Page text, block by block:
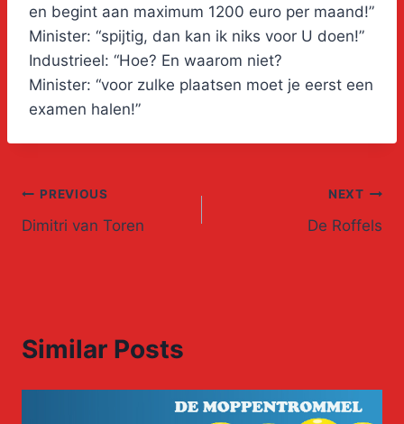
en begint aan maximum 1200 euro per maand!”
Minister: “spijtig, dan kan ik niks voor U doen!”
Industrieel: “Hoe? En waarom niet?
Minister: “voor zulke plaatsen moet je eerst een
examen halen!”
Post
navigation
PREVIOUS
Dimitri van Toren
NEXT
De Roffels
Similar Posts